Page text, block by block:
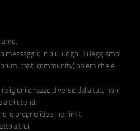
messaggio in più luoghi. Ti leggiamo.
chat, community) polemiche e
e razze diverse dalla tua, non
altri utenti.
le proprie idee, nei limiti
altrui.